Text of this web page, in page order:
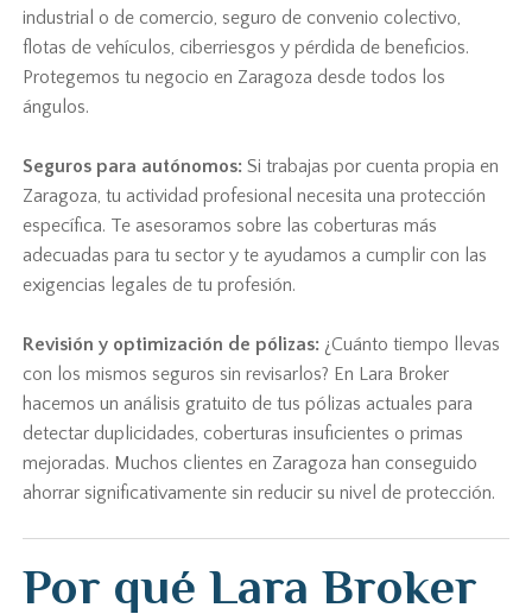
industrial o de comercio, seguro de convenio colectivo,
flotas de vehículos, ciberriesgos y pérdida de beneficios.
Protegemos tu negocio en Zaragoza desde todos los
ángulos.
Seguros para autónomos: Si trabajas por cuenta propia en
Zaragoza, tu actividad profesional necesita una protección
específica. Te asesoramos sobre las coberturas más
adecuadas para tu sector y te ayudamos a cumplir con las
exigencias legales de tu profesión.
Revisión y optimización de pólizas: ¿Cuánto tiempo llevas
con los mismos seguros sin revisarlos? En Lara Broker
hacemos un análisis gratuito de tus pólizas actuales para
detectar duplicidades, coberturas insuficientes o primas
mejoradas. Muchos clientes en Zaragoza han conseguido
ahorrar significativamente sin reducir su nivel de protección.
Por qué Lara Broker